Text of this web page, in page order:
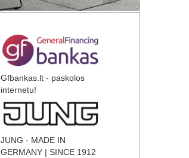
Gfbankas.lt - paskolos
internetu!
JUNG - MADE IN
GERMANY | SINCE 1912